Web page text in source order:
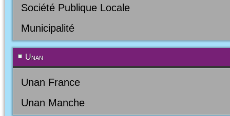
Société Publique Locale
Municipalité
Unan
Unan France
Unan Manche